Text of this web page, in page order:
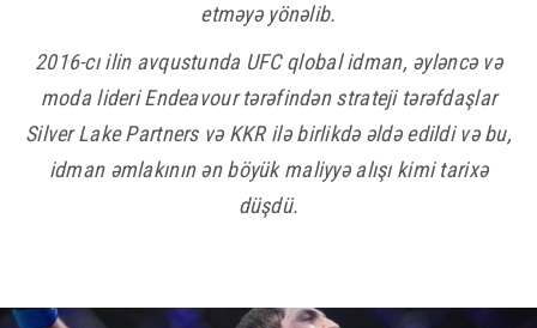
etməyə yönəlib.
2016-cı ilin avqustunda UFC qlobal idman, əyləncə və
moda lideri Endeavour tərəfindən strateji tərəfdaşlar
Silver Lake Partners və KKR ilə birlikdə əldə edildi və bu,
idman əmlakının ən böyük maliyyə alışı kimi tarixə
düşdü.